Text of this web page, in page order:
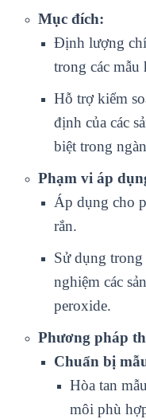
Mục đích:
Định lượng
trong các mẫu
Hỗ trợ kiểm
định của các
biệt trong
Phạm vi áp
Áp dụng cho
rắn.
Sử dụng
nghiệm các
peroxide.
Phương pháp
Chuẩn bị
Hòa tan
môi phù